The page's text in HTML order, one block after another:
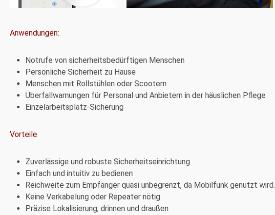
Anwendungen:
Notrufe von sicherheitsbedürftigen Menschen
Persönliche Sicherheit zu Hause
Menschen mit Rollstühlen oder Scootern
Überfallwarnungen für Personal und Anbietern in der häuslichen Pflege
Einzelarbeitsplatz-Sicherung
Vorteile
Zuverlässige und robuste Sicherheitseinrichtung
Einfach und intuitiv zu bedienen
Reichweite zum Empfänger quasi unbegrenzt, da Mobilfunk genutzt wird.
Keine Verkabelung oder Repeater nötig
Präzise Lokalisierung, drinnen und draußen